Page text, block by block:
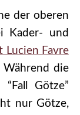
der oberen
Kader- und
Lucien Favre
die
Götze”
nur Götze,